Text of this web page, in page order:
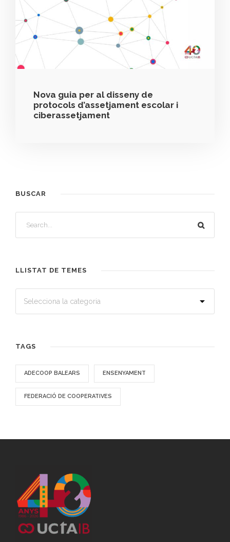
Nova guia per al disseny de
protocols d’assetjament escolar i
ciberassetjament
BUSCAR
LLISTAT DE TEMES
TAGS
ADECOOP BALEARS ENSENYAMENT
FEDERACIÓ DE COOPERATIVES